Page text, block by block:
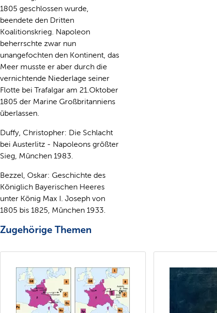
1805 geschlossen wurde,
beendete den Dritten
Koalitionskrieg. Napoleon
beherrschte zwar nun
unangefochten den Kontinent, das
Meer musste er aber durch die
vernichtende Niederlage seiner
Flotte bei Trafalgar am 21.Oktober
1805 der Marine Großbritanniens
überlassen.
Duffy, Christopher: Die Schlacht
bei Austerlitz - Napoleons größter
Sieg, München 1983.
Bezzel, Oskar: Geschichte des
Königlich Bayerischen Heeres
unter König Max I. Joseph von
1805 bis 1825, München 1933.
Zugehörige Themen